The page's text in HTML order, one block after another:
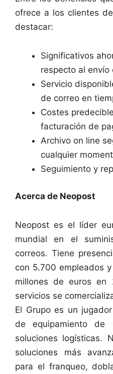
ofrece a los clientes
destacar:
Significativos
respecto al
Servicio
de correo en
Costes
facturación de
Archivo on line
cualquier
Seguimiento y
Acerca de Neopost
Neopost es el líder
mundial en el
correos. Tiene
con 5.700 empleados
millones de euros en
servicios se
El Grupo es un
de equipamiento
soluciones logísticas.
soluciones más
para el franqueo,